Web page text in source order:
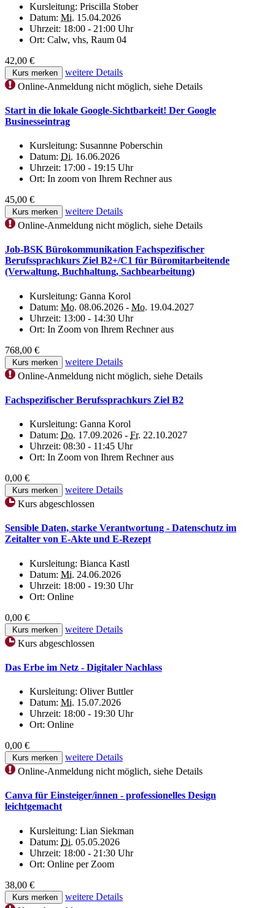
Kursleitung: Priscilla Stober
Datum: Mi. 15.04.2026
Uhrzeit: 18:00 - 21:00 Uhr
Ort: Calw, vhs, Raum 04
42,00 €
Kurs merken
weitere Details
Online-Anmeldung nicht möglich, siehe Details
Start in die lokale Google-Sichtbarkeit! Der Google
Businesseintrag
Kursleitung: Susannne Poberschin
Datum: Di. 16.06.2026
Uhrzeit: 17:00 - 19:15 Uhr
Ort: In zoom von Ihrem Rechner aus
45,00 €
Kurs merken
weitere Details
Online-Anmeldung nicht möglich, siehe Details
Job-BSK Bürokommunikation Fachspezifischer
Berufssprachkurs Ziel B2+/C1 für Büromitarbeitende
(Verwaltung, Buchhaltung, Sachbearbeitung)
Kursleitung: Ganna Korol
Datum: Mo. 08.06.2026 - Mo. 19.04.2027
Uhrzeit: 13:00 - 14:30 Uhr
Ort: In Zoom von Ihrem Rechner aus
768,00 €
Kurs merken
weitere Details
Online-Anmeldung nicht möglich, siehe Details
Fachspezifischer Berufssprachkurs Ziel B2
Kursleitung: Ganna Korol
Datum: Do. 17.09.2026 - Fr. 22.10.2027
Uhrzeit: 08:30 - 11:45 Uhr
Ort: In Zoom von Ihrem Rechner aus
0,00 €
Kurs merken
weitere Details
Kurs abgeschlossen
Sensible Daten, starke Verantwortung - Datenschutz im
Zeitalter von E-Akte und E-Rezept
Kursleitung: Bianca Kastl
Datum: Mi. 24.06.2026
Uhrzeit: 18:00 - 19:30 Uhr
Ort: Online
0,00 €
Kurs merken
weitere Details
Kurs abgeschlossen
Das Erbe im Netz - Digitaler Nachlass
Kursleitung: Oliver Buttler
Datum: Mi. 15.07.2026
Uhrzeit: 18:00 - 19:30 Uhr
Ort: Online
0,00 €
Kurs merken
weitere Details
Online-Anmeldung nicht möglich, siehe Details
Canva für Einsteiger/innen - professionelles Design
leichtgemacht
Kursleitung: Lian Siekman
Datum: Di. 05.05.2026
Uhrzeit: 18:00 - 21:30 Uhr
Ort: Online per Zoom
38,00 €
Kurs merken
weitere Details